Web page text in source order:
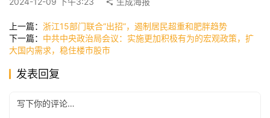
快
讯
公
上一篇： 浙江15部门联合“出招”，遏制居民超重和肥胖趋势
下一篇： 中共中央政治局会议：实施更加积极有为的宏观政策，扩
大国内需求，稳住楼市股市
发表回复